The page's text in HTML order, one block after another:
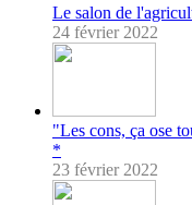
Le salon de
24 février 2022
"Les cons, ça ose
*
23 février 2022